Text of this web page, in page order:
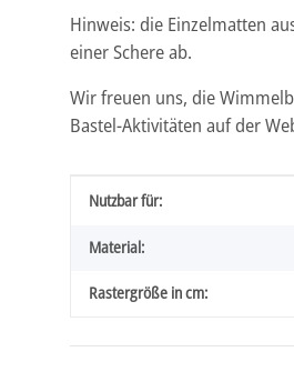
Hinweis: die Einzelmatten
einer Schere ab.
Wir freuen uns, die
Bastel-Aktivitäten auf der
Produkteigenschaft
Wert
Nutzbar für:
Material:
Rastergröße in cm: